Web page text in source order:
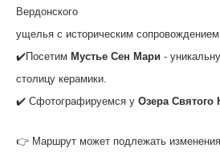
Вердонского
ущелья с историческим сопровождением
✔️Посетим Мустье Сен Мари -
столицу керамики.
✔️ Сфотографируемся у Озера Святого
👉 Маршрут может подлежать